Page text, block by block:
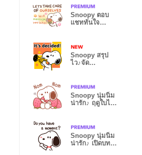
Snoopy ตอบ
แชททันใจ
Snoopy สรุป
ไว♪จัด
Snoopy นุ่มนิ่ม
น่ารัก♪ ฤดูใบไม้
Snoopy นุ่มนิ่ม
น่ารัก♪ เปิดบท